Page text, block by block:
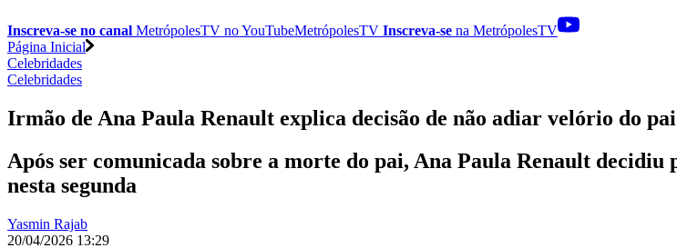
Inscreva-se no canal MetrópolesTV noYouTubeMetrópolesTV Inscreva-se na MetrópolesTV
Página Inicial
Celebridades
Celebridades
Irmão de Ana Paula Renault explica decisão de não adiar velório do pai
Após ser comunicada sobre a morte do pai, Ana Paula Renault
nesta segunda
Yasmin Rajab
20/04/2026 13:29